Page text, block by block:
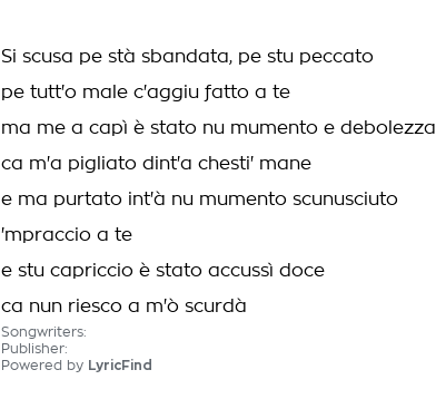
Si scusa pe stà sbandata, pe stu peccato
pe tutt'o male c'aggiu fatto a te
ma me a capì è stato nu mumento e debolezza
ca m'a pigliato dint'a chesti' mane
e ma purtato int'à nu mumento scunusciuto
'mpraccio a te
e stu capriccio è stato accussì doce
ca nun riesco a m'ò scurdà
Songwriters:
Publisher:
Powered by LyricFind